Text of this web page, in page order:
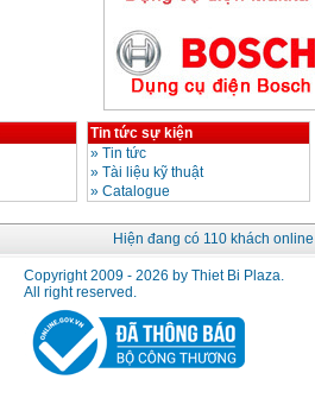
Máy hàn que điện tử
Hồng ký HK200E
Giá
Máy hàn que điện tử
Hồng Ký HK200N
Máy bơm nước
Koshin SEV 50X
Tin tức sự kiện
» Tin tức
» Tài liệu kỹ thuật
» Catalogue
Hiện đang có 110 khách online
Copyright 2009 - 2026 by Thiet Bi Plaza.
All right reserved.